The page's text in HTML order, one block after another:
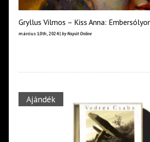
Gryllus Vilmos – Kiss Anna:
március 10th, 2024 | by Napút Online
Ajándék